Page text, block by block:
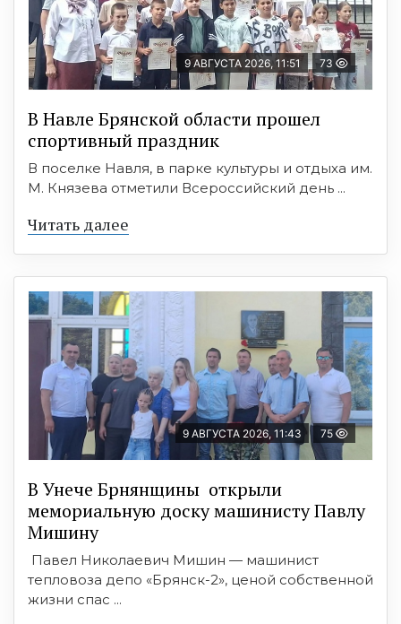
9 АВГУСТА 2026, 11:51 73
В Навле Брянской области прошел
спортивный праздник
В поселке Навля, в парке культуры и отдыха им.
М. Князева отметили Всероссийский день ...
Читать далее
9 АВГУСТА 2026, 11:43 75
В Унече Брнянщины открыли
мемориальную доску машинисту Павлу
Мишину
Павел Николаевич Мишин — машинист
тепловоза депо «Брянск-2», ценой собственной
жизни спас ...